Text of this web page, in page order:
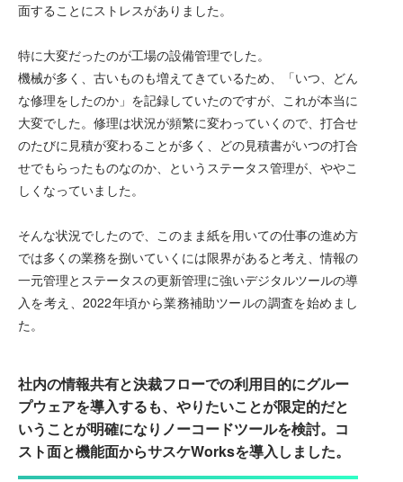
面することにストレスがありました。
特に大変だったのが工場の設備管理でした。
機械が多く、古いものも増えてきているため、「いつ、どん
な修理をしたのか」を記録していたのですが、これが本当に
大変でした。修理は状況が頻繁に変わっていくので、打合せ
のたびに見積が変わることが多く、どの見積書がいつの打合
せでもらったものなのか、というステータス管理が、ややこ
しくなっていました。
そんな状況でしたので、このまま紙を用いての仕事の進め方
では多くの業務を捌いていくには限界があると考え、情報の
一元管理とステータスの更新管理に強いデジタルツールの導
入を考え、2022年頃から業務補助ツールの調査を始めまし
た。
社内の情報共有と決裁フローでの利用目的にグルー
プウェアを導入するも、やりたいことが限定的だと
いうことが明確になりノーコードツールを検討。コ
スト面と機能面からサスケWorksを導入しました。